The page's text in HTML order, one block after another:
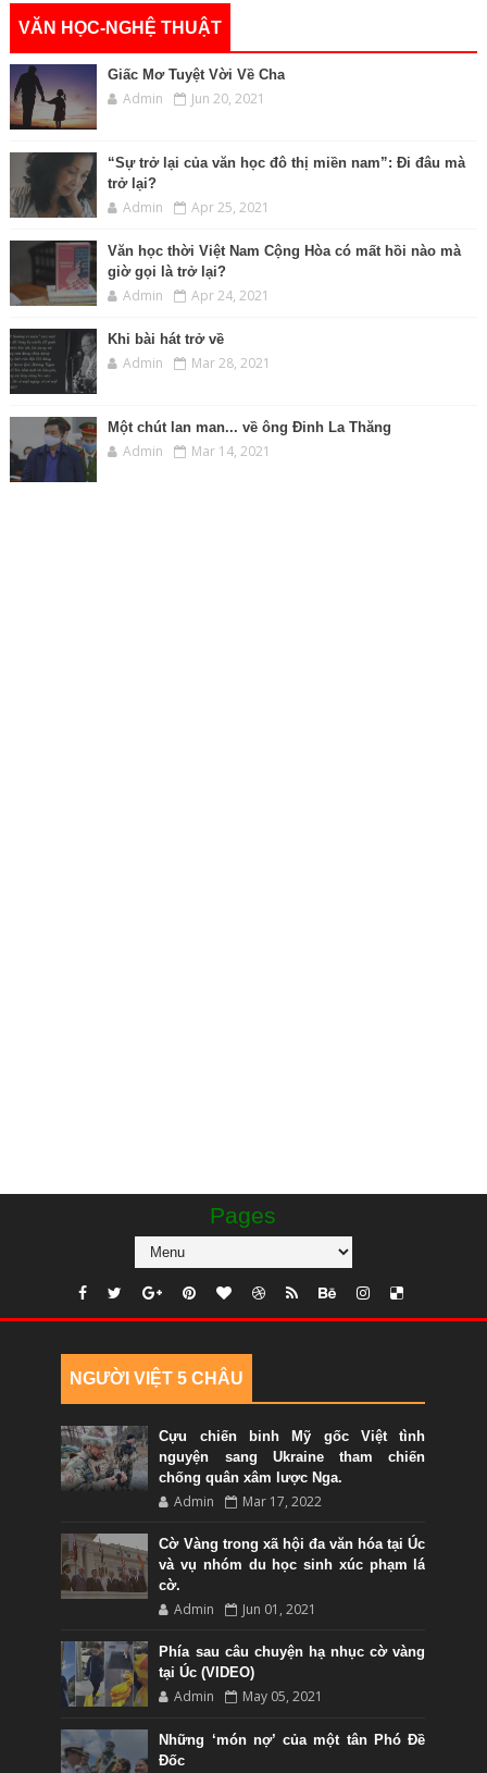
VĂN HỌC-NGHỆ THUẬT
Giấc Mơ Tuyệt Vời Về Cha
Admin Jun 20, 2021
“Sự trở lại của văn học đô thị miền nam”: Đi đâu mà
trở lại?
Admin Apr 25, 2021
Văn học thời Việt Nam Cộng Hòa có mất hồi nào mà
giờ gọi là trở lại?
Admin Apr 24, 2021
Khi bài hát trở về
Admin Mar 28, 2021
Một chút lan man... về ông Đinh La Thăng
Admin Mar 14, 2021
Pages
NGƯỜI VIỆT 5 CHÂU
Cựu chiến binh Mỹ gốc Việt tình
nguyện sang Ukraine tham chiến
chống quân xâm lược Nga.
Admin Mar 17, 2022
Cờ Vàng trong xã hội đa văn hóa tại Úc
và vụ nhóm du học sinh xúc phạm lá
cờ.
Admin Jun 01, 2021
Phía sau câu chuyện hạ nhục cờ vàng
tại Úc (VIDEO)
Admin May 05, 2021
Những ‘món nợ’ của một tân Phó Đề
Đốc